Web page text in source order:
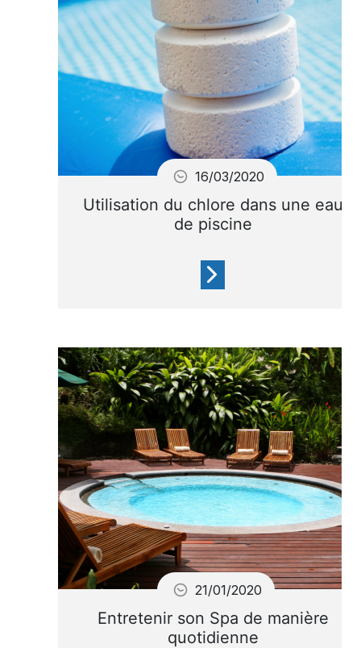
Utilisation du chlore dans une eau
de piscine
Suivez ce guide facile pour
comprendre pourquoi et
comment utiliser
correctement le chlore.
16/03/2020
Entretenir son Spa de manière
quotidienne
21/01/2020